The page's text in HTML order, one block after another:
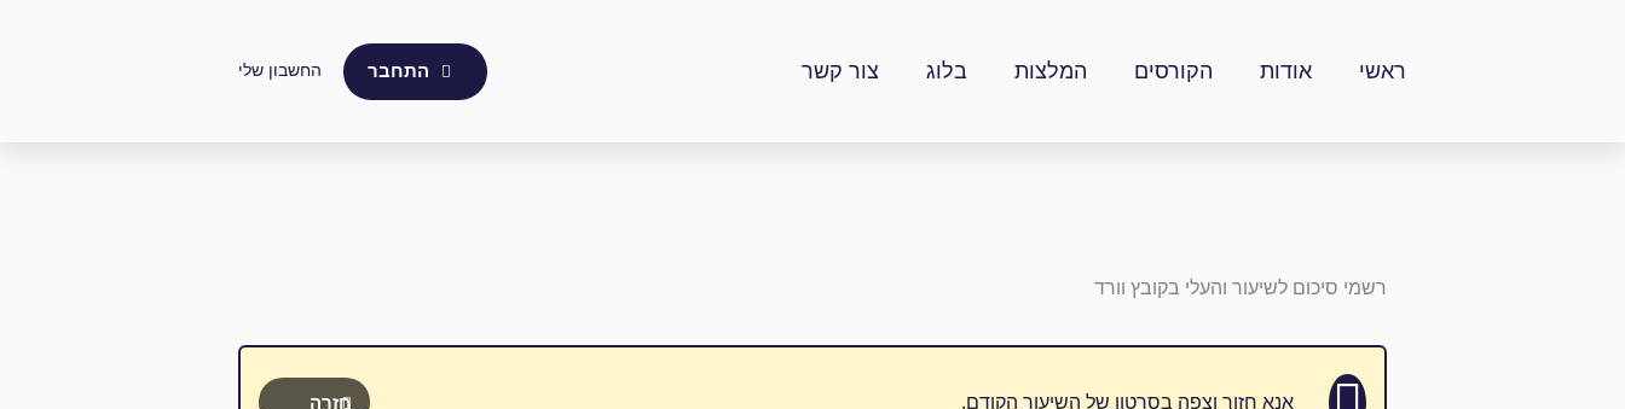
ראשי אודות הקורסים המלצות בלוג צור קשר התחבר החשבון שלי
רשמי סיכום לשיעור והעלי בקובץ וורד
אנא חזור וצפה בסרטון של השיעור הקודם. חזרה